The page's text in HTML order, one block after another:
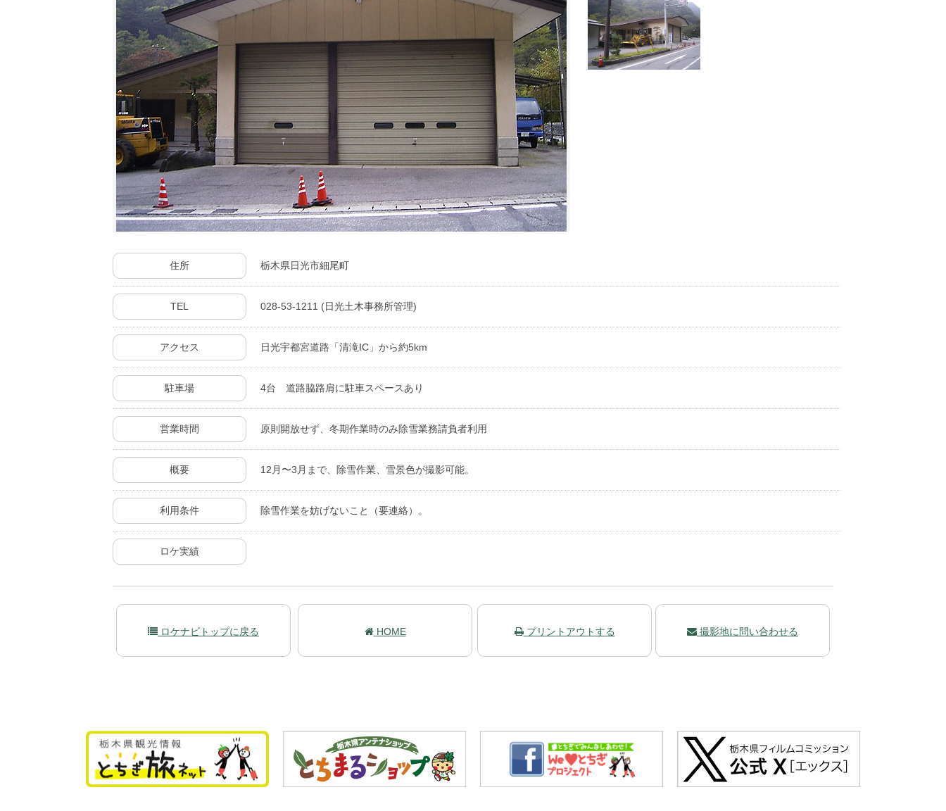
住所 栃木県日光市細尾町
TEL 028-53-1211 (日光土木事務所管理)
アクセス 日光宇都宮道路「清滝IC」から約5km
駐車場 4台 道路脇路肩に駐車スペースあり
営業時間 原則開放せず、冬期作業時のみ除雪業務請負者利用
概要 12月〜3月まで、除雪作業、雪景色が撮影可能。
利用条件 除雪作業を妨げないこと（要連絡）。
ロケ実績
撮影地に問い合わせる
プリントアウトする
ロケナビトップに戻る HOME